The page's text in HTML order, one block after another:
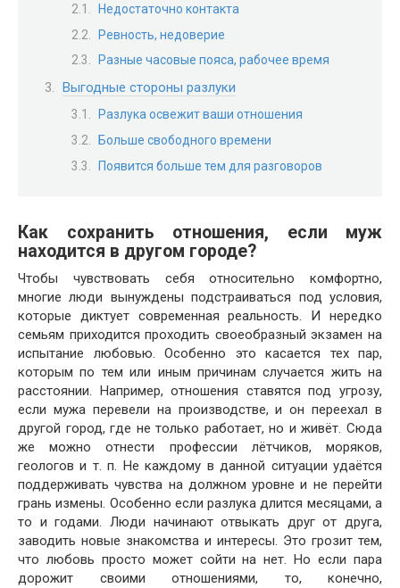
Недостаточно контакта
Ревность, недоверие
Разные часовые пояса, рабочее время
Выгодные стороны разлуки
Разлука освежит ваши отношения
Больше свободного времени
Появится больше тем для разговоров
Как сохранить отношения, если муж
находится в другом городе?
Чтобы чувствовать себя относительно комфортно,
многие люди вынуждены подстраиваться под условия,
которые диктует современная реальность. И нередко
семьям приходится проходить своеобразный экзамен на
испытание любовью. Особенно это касается тех пар,
которым по тем или иным причинам случается жить на
расстоянии. Например, отношения ставятся под угрозу,
если мужа перевели на производстве, и он переехал в
другой город, где не только работает, но и живёт. Сюда
же можно отнести профессии лётчиков, моряков,
геологов и т. п. Не каждому в данной ситуации удаётся
поддерживать чувства на должном уровне и не перейти
грань измены. Особенно если разлука длится месяцами, а
то и годами. Люди начинают отвыкать друг от друга,
заводить новые знакомства и интересы. Это грозит тем,
что любовь просто может сойти на нет. Но если пара
дорожит своими отношениями, то, конечно,